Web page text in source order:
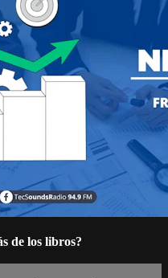
de los libros?